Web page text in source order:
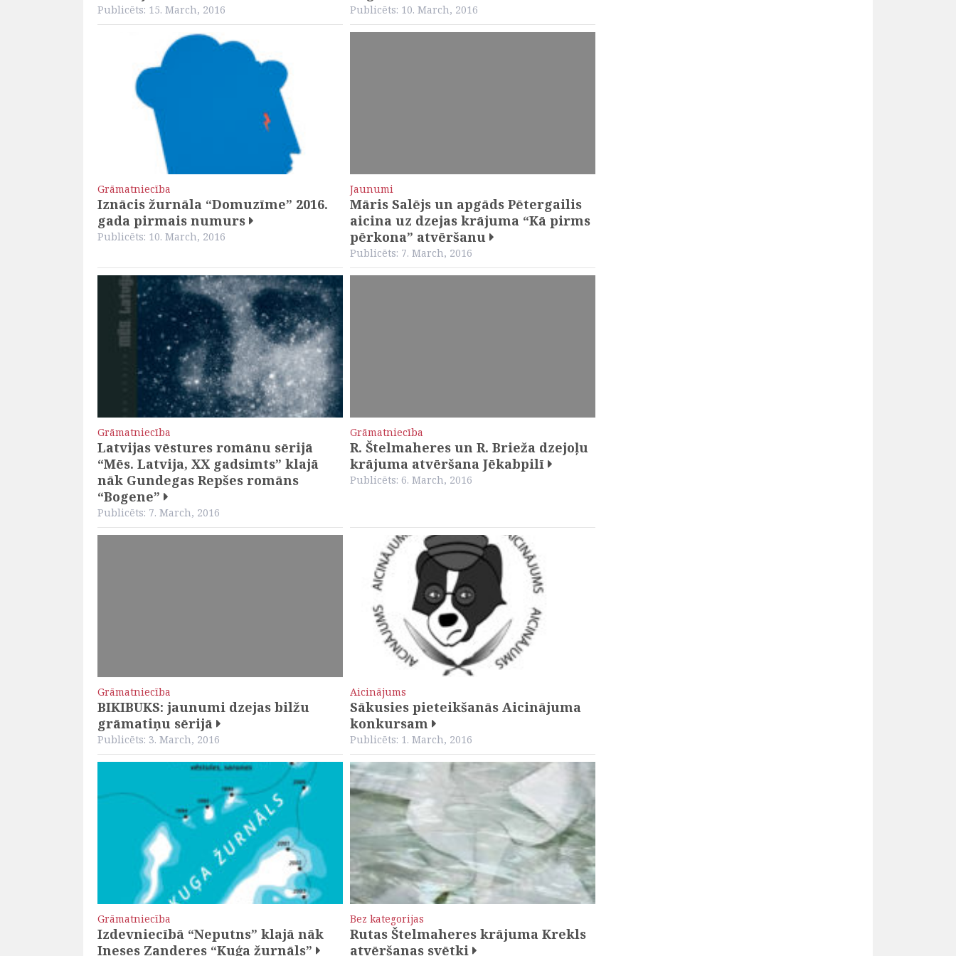
Publicēts: 15. March, 2016 Publicēts: 10. March, 2016
Grāmatniecība
Iznācis žurnāla “Domuzīme” 2016.
gada pirmais numurs
Publicēts: 10. March, 2016
Jaunumi
Māris Salējs un apgāds Pētergailis
aicina uz dzejas krājuma “Kā pirms
pērkona” atvēršanu
Publicēts: 7. March, 2016
Grāmatniecība
Latvijas vēstures romānu sērijā
“Mēs. Latvija, XX gadsimts” klajā
nāk Gundegas Repšes romāns
“Bogene”
Publicēts: 7. March, 2016
Grāmatniecība
R. Štelmaheres un R. Brieža dzejoļu
krājuma atvēršana Jēkabpilī
Publicēts: 6. March, 2016
Grāmatniecība
BIKIBUKS: jaunumi dzejas bilžu
grāmatiņu sērijā
Publicēts: 3. March, 2016
Aicinājums
Sākusies pieteikšanās Aicinājuma
konkursam
Publicēts: 1. March, 2016
Grāmatniecība
Izdevniecībā “Neputns” klajā nāk
Ineses Zanderes “Kuģa žurnāls”
Bez kategorijas
Rutas Štelmaheres krājuma Krekls
atvēršanas svētki